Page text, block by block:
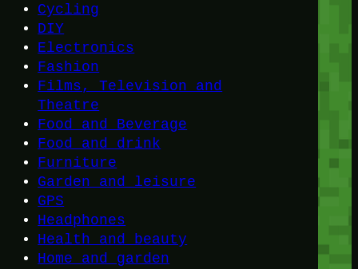
Cycling
DIY
Electronics
Fashion
Films, Television and
Theatre
Food and Beverage
Food and drink
Furniture
Garden and leisure
GPS
Headphones
Health and beauty
Home and garden